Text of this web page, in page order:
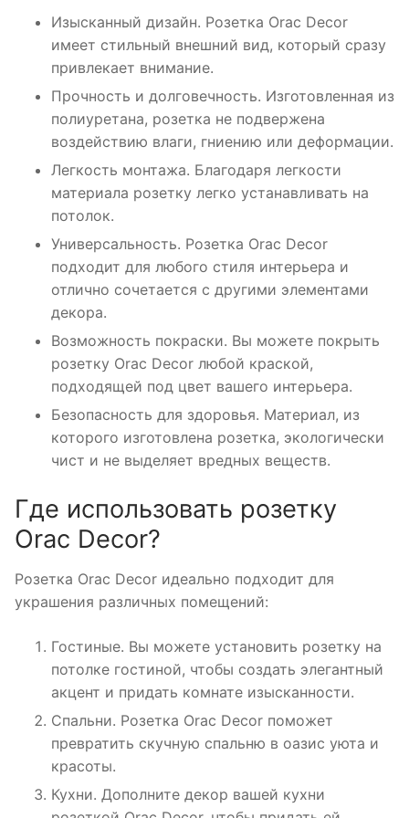
Изысканный дизайн. Розетка Orac Decor
имеет стильный внешний вид, который сразу
привлекает внимание.
Прочность и долговечность. Изготовленная из
полиуретана, розетка не подвержена
воздействию влаги, гниению или деформации.
Легкость монтажа. Благодаря легкости
материала розетку легко устанавливать на
потолок.
Универсальность. Розетка Orac Decor
подходит для любого стиля интерьера и
отлично сочетается с другими элементами
декора.
Возможность покраски. Вы можете покрыть
розетку Orac Decor любой краской,
подходящей под цвет вашего интерьера.
Безопасность для здоровья. Материал, из
которого изготовлена розетка, экологически
чист и не выделяет вредных веществ.
Где использовать розетку
Orac Decor?
Розетка Orac Decor идеально подходит для
украшения различных помещений:
Гостиные. Вы можете установить розетку на
потолке гостиной, чтобы создать элегантный
акцент и придать комнате изысканности.
Спальни. Розетка Orac Decor поможет
превратить скучную спальню в оазис уюта и
красоты.
Кухни. Дополните декор вашей кухни